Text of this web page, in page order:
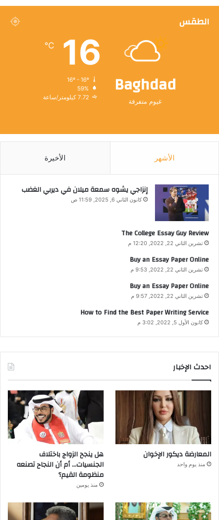
الطقس
Baghdad
غيوم متفرقة
16
℃
59%
7.72 كيلومتر/ساعة
الأشهر الأخيرة
إنزاجي يشوه سمعة ميلان في ديربي الغضب
كانون الثاني 6, 2025, 11:59 ص
The College Essay Guy Review
تشرين الثاني 22, 2022, 12:20 م
Buy an Essay Paper Online
تشرين الثاني 22, 2022, 9:53 م
Buy an Essay Paper Online
تشرين الثاني 22, 2022, 9:57 م
How to Find the Best Paper Writing Service
كانون الأول 5, 2022, 3:02 م
احدث الإخبار
المعارضة ديكور الإخوان
منذ يوم واحد
هل ينجح الزواج باختلاف
الجنسيات… أم أن النجاح تصنعه
منظومة القيم؟
منذ يومين